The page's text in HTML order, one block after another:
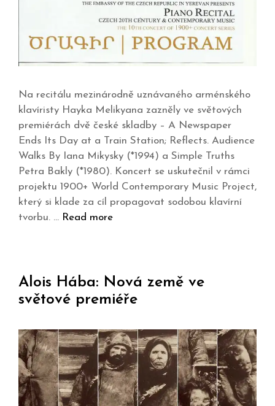
Na recitálu mezinárodně uznávaného arménského
klavíristy Hayka Melikyana zazněly ve světových
premiérách dvě české skladby – A Newspaper
Ends Its Day at a Train Station; Reflects. Audience
Walks By Iana Mikysky (*1994) a Simple Truths
Petra Bakly (*1980). Koncert se uskutečnil v rámci
projektu 1900+ World Contemporary Music Project,
který si klade za cíl propagovat sodobou klavírní
tvorbu. … Read more
Alois Hába: Nová země ve
světové premiéře